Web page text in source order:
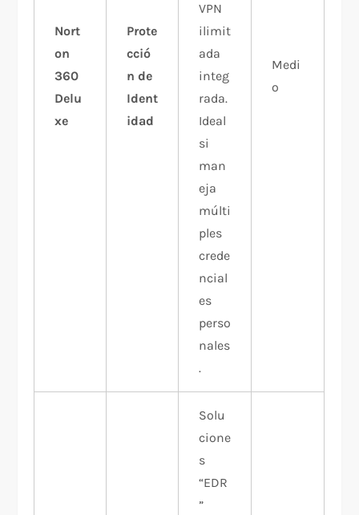
Nort
on
360
Delu
xe
Prote
cció
n de
Ident
idad
VPN
ilimit
ada
integ
rada.
Ideal
si
man
eja
múlti
ples
crede
ncial
es
perso
nales
.
Medi
o
Solu
cione
s
“EDR
”